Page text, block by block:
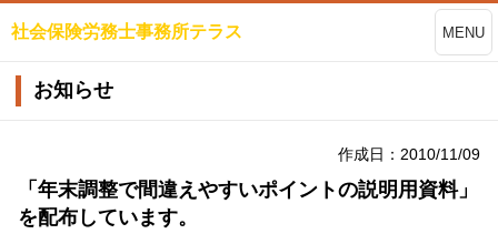
社会保険労務士事務所テラス MENU
お知らせ
作成日：2010/11/09
「年末調整で間違えやすいポイントの説明用資料」
を配布しています。